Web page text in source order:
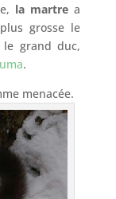
la martre a
grosse le
grand duc,
.
menacée.